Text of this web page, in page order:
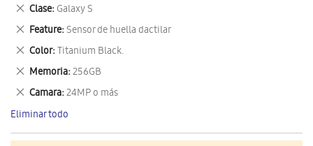
Clase Galaxy S
Eliminar
este
artículo
Feature Sensor de huella dactilar
Eliminar
este
artículo
Color Titanium Black.
Eliminar
este
artículo
Memoria 256GB
Eliminar
este
artículo
Camara 24MP o más
Eliminar
este
artículo
Eliminar todo